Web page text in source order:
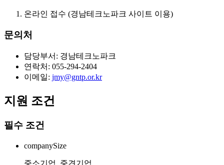
온라인 접수 (경남테크노파크 사이트 이용)
문의처
담당부서: 경남테크노파크
연락처: 055-294-2404
이메일: jmy@gntp.or.kr
지원 조건
필수 조건
companySize
중소기업, 중견기업